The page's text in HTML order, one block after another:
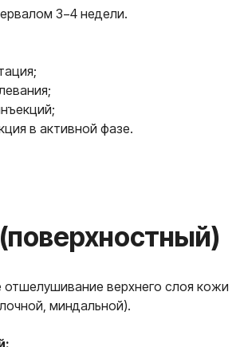
3−4 недели.
в активной фазе.
отшелушивание верхнего слоя кожи
миндальной).